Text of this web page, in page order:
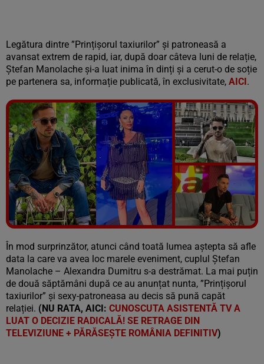
Legătura dintre ”Prințișorul taxiurilor” și patroneasă a
avansat extrem de rapid, iar, după doar câteva luni de relație,
Ștefan Manolache și-a luat inima în dinți și a cerut-o de soție
pe partenera sa, informație publicată, în exclusivitate, AICI.
Vezi galeria foto
9 poze
În mod surprinzător, atunci când toată lumea aștepta să afle
data la care va avea loc marele eveniment, cuplul Ștefan
Manolache – Alexandra Dumitru s-a destrămat. La mai puțin
de două săptămâni după ce au anunțat nunta, ”Prințișorul
taxiurilor” și sexy-patroneasa au decis să pună capăt
relației. (NU RATA, AICI: CUNOSCUTA ASISTENTĂ TV A
LUAT O DECIZIE RADICALĂ! SE RETRAGE DIN
TELEVIZIUNE + PĂRĂSEȘTE ROMÂNIA DEFINITIV)